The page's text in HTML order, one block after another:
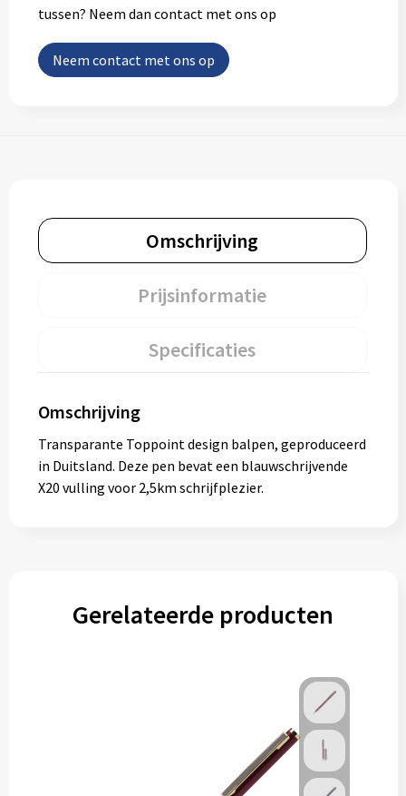
tussen? Neem dan contact met ons op
Neem contact met ons op
Omschrijving
Prijsinformatie
Specificaties
Omschrijving
Transparante Toppoint design balpen, geproduceerd
in Duitsland. Deze pen bevat een blauwschrijvende
X20 vulling voor 2,5km schrijfplezier.
Gerelateerde producten